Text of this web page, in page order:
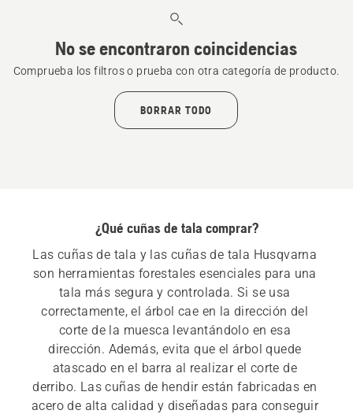
No se encontraron coincidencias
Comprueba los filtros o prueba con otra categoría de producto.
BORRAR TODO
¿Qué cuñas de tala comprar?
Las cuñas de tala y las cuñas de tala Husqvarna
son herramientas forestales esenciales para una
tala más segura y controlada. Si se usa
correctamente, el árbol cae en la dirección del
corte de la muesca levantándolo en esa
dirección. Además, evita que el árbol quede
atascado en el barra al realizar el corte de
derribo. Las cuñas de hendir están fabricadas en
acero de alta calidad y diseñadas para conseguir